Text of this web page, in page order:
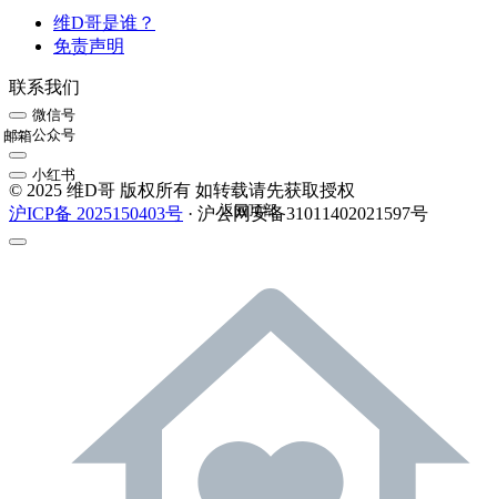
维D哥是谁？
免责声明
联系我们
微信号
公众号
邮箱
小红书
© 2025 维D哥 版权所有 如转载请先获取授权
沪ICP备 2025150403号 · 沪公网安备31011402021597号
返回顶部